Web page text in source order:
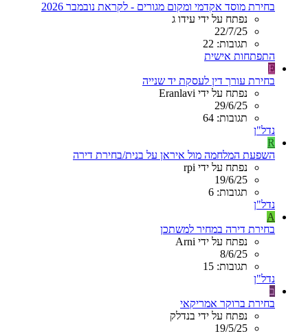
בחירת מוסד אקדמי ומקום מגורים - לקראת נובמבר 2026
נפתח על ידי עידו ג
22/7/25
תגובות: 22
התפתחות אישית
E
בחירת עורך דין לעסקת יד שנייה
נפתח על ידי Eranlavi
29/6/25
תגובות: 64
נדל"ן
R
השפעת המלחמה מול איראן על בנית/בחירת דירה
נפתח על ידי rpi
19/6/25
תגובות: 6
נדל"ן
A
בחירת דירה במחיר למשתכן
נפתח על ידי Arni
8/6/25
תגובות: 15
נדל"ן
ב
בחירת ברוקר אמריקאי
נפתח על ידי בנדלק
19/5/25